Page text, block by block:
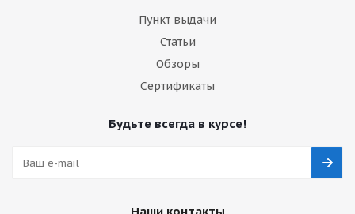
Пункт выдачи
Статьи
Обзоры
Сертификаты
Будьте всегда в курсе!